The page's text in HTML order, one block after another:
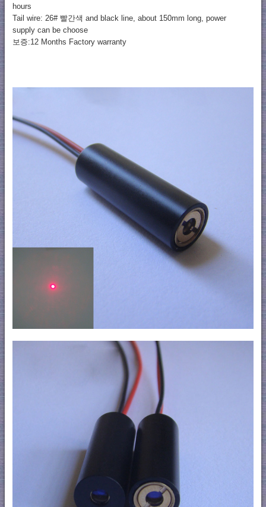
hours
Tail wire: 26# 빨간색 and black line, about 150mm long, power
supply can be choose
보증:12 Months Factory warranty